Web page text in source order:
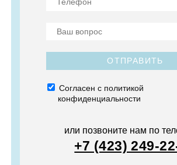
ОТПРАВИТЬ
Согласен с политикой
конфиденциальности
или позвоните нам по
+7 (423) 249-